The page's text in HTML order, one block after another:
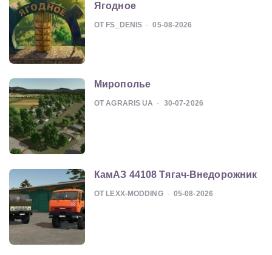
Ягодное
ОТ FS_DENIS 05-08-2026
Мирополье
ОТ AGRARIS UA 30-07-2026
КамАЗ 44108 Тягач-Внедорожник
ОТ LEXX-MODDING 05-08-2026